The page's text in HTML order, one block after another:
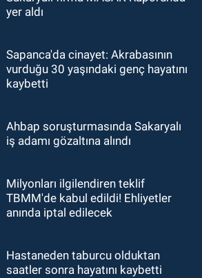
yer aldı
Sapanca'da cinayet: Akrabasının
vurduğu 30 yaşındaki genç hayatını
kaybetti
Ahbap soruşturmasında Sakaryalı
iş adamı gözaltına alındı
Milyonları ilgilendiren teklif
TBMM'de kabul edildi! Ehliyetler
anında iptal edilecek
Hastaneden taburcu olduktan
saatler sonra hayatını kaybetti